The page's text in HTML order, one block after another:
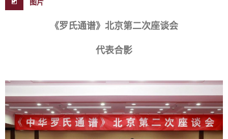
《罗氏通谱》北京第二次座谈会
代表合影